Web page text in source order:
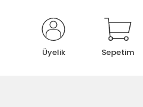
Üyelik Sepetim